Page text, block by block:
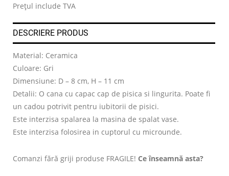
Prețul include TVA
DESCRIERE PRODUS
Material: Ceramica
Culoare: Gri
Dimensiune: D – 8 cm, H – 11 cm
Detalii: O cana cu capac cap de pisica si lingurita. Poate fi
un cadou potrivit pentru iubitorii de pisici.
Este interzisa spalarea la masina de spalat vase.
Este interzisa folosirea in cuptorul cu microunde.
Comanzi fără griji produse FRAGILE! Ce înseamnă asta?